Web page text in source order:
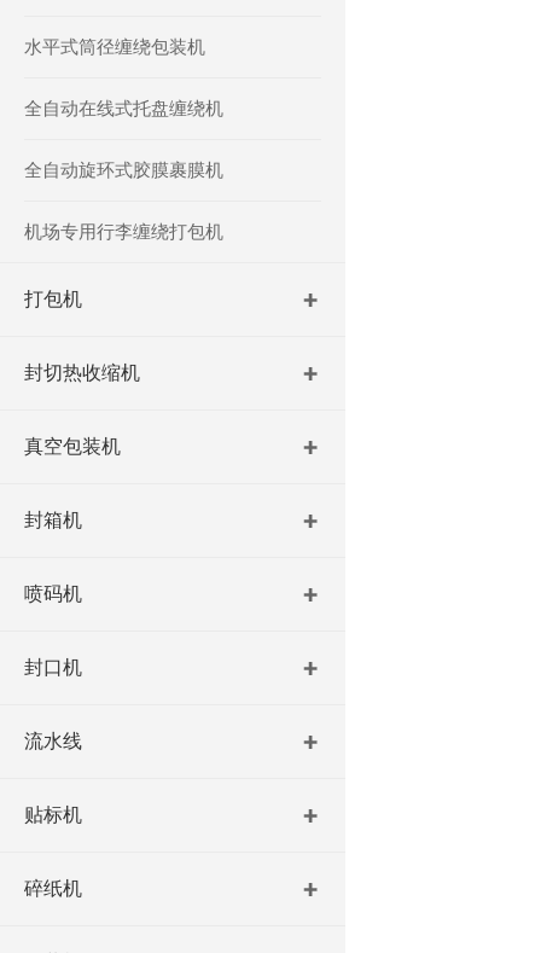
水平式筒径缠绕包装机
全自动在线式托盘缠绕机
全自动旋环式胶膜裹膜机
机场专用行李缠绕打包机
打包机
封切热收缩机
真空包装机
封箱机
喷码机
封口机
流水线
贴标机
碎纸机